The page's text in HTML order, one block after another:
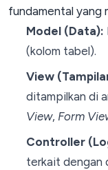
fundamental yang
Model (Data):
(kolom tabel).
View
ditampilkan di
View, Form
Controller
terkait dengan